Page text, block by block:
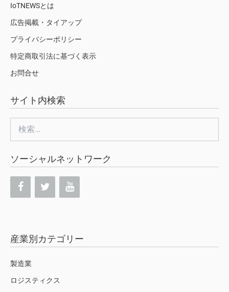
IoTNEWSとは
広告掲載・タイアップ
プライバシーポリシー
特定商取引法に基づく表示
お問合せ
サイト内検索
索:
ソーシャルネットワーク
産業別カテゴリー
製造業
ロジスティクス